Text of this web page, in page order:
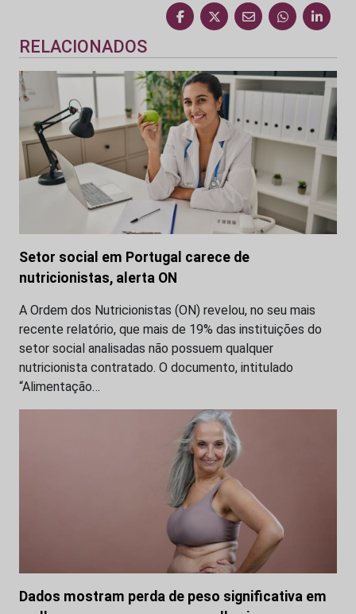
RELACIONADOS
Setor social em Portugal carece de
nutricionistas, alerta ON
A Ordem dos Nutricionistas (ON) revelou, no seu mais
recente relatório, que mais de 19% das instituições do
setor social analisadas não possuem qualquer
nutricionista contratado. O documento, intitulado
“Alimentação…
Dados mostram perda de peso significativa em